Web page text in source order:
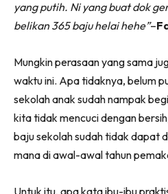
yang putih. Ni yang buat dok
belikan 365 baju helai hehe”–
Mungkin perasaan yang sama
waktu ini. Apa tidaknya, belum
sekolah anak sudah nampak
kita tidak mencuci dengan
baju sekolah sudah tidak dapat
mana di awal-awal tahun
Untuk itu, apa kata ibu-ibu